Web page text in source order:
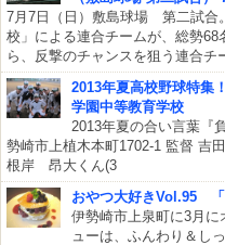
7月7日（日）敷島球場 第二試合
校」による連合チームが、総勢
ら、反撃のチャンスを狙う連合チ
2013年夏高校野球特集
学園中等教育学校
2013年夏の合い言葉『
勢崎市上植木本町1702-1 監督 吉
根岸 昂大くん(3
おやつ大好きVol.95
伊勢崎市上泉町に3月
ューは、ふんわり＆し